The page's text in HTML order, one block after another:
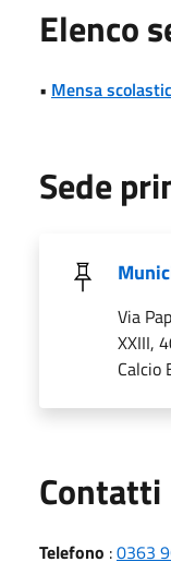
Elenco
• Mensa
Sede
Via
XXIII,
Calcio
Contatti
Telefono :0363